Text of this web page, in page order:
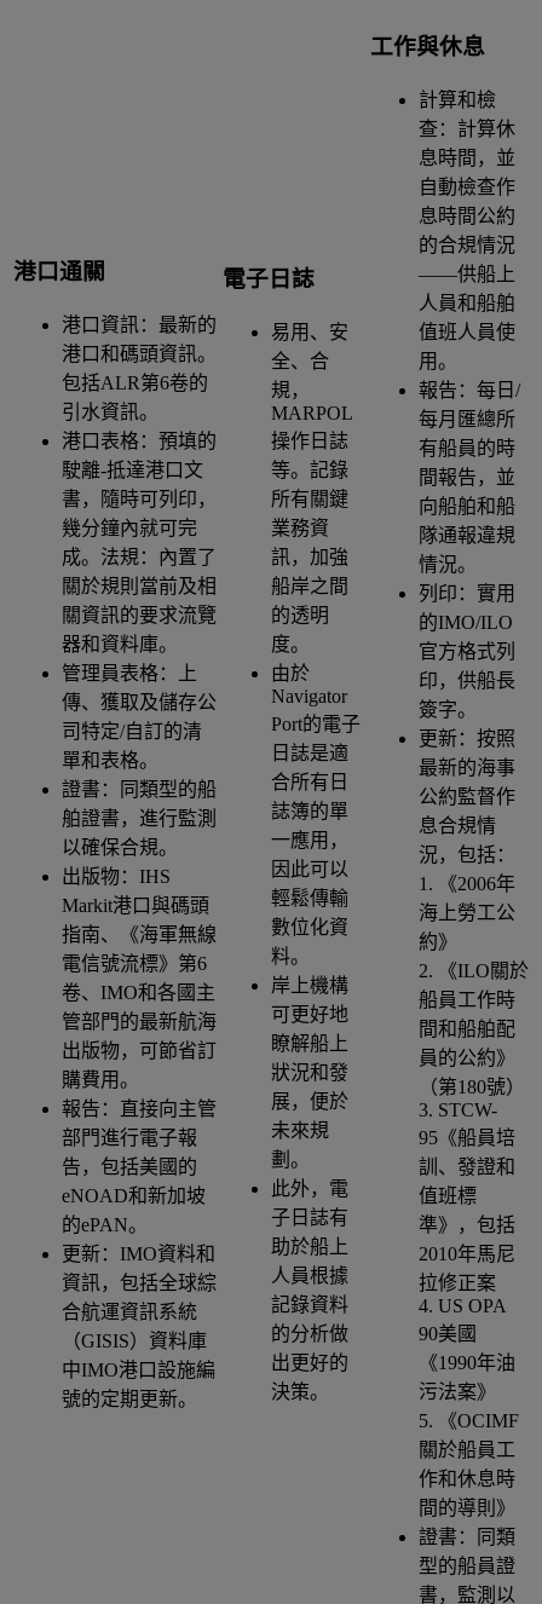
港口通關
港口資訊：最新的
港口和碼頭資訊。
包括ALR第6卷的
引水資訊。
港口表格：預填的
駛離-抵達港口文
書，隨時可列印，
幾分鐘內就可完
成。法規：內置了
關於規則當前及相
關資訊的要求流覽
器和資料庫。
管理員表格：上
傳、獲取及儲存公
司特定/自訂的清
單和表格。
證書：同類型的船
舶證書，進行監測
以確保合規。
出版物：IHS
Markit港口與碼頭
指南、《海軍無線
電信號流標》第6
卷、IMO和各國主
管部門的最新航海
出版物，可節省訂
購費用。
報告：直接向主管
部門進行電子報
告，包括美國的
eNOAD和新加坡
的ePAN。
更新：IMO資料和
資訊，包括全球綜
合航運資訊系統
（GISIS）資料庫
中IMO港口設施編
號的定期更新。
電子日誌
易用、安
全、合
規，
MARPOL
操作日誌
等。記錄
所有關鍵
業務資
訊，加強
船岸之間
的透明
度。
由於
Navigator
Port的電子
日誌是適
合所有日
誌簿的單
一應用，
因此可以
輕鬆傳輸
數位化資
料。
岸上機構
可更好地
瞭解船上
狀況和發
展，便於
未來規
劃。
此外，電
子日誌有
助於船上
人員根據
記錄資料
的分析做
出更好的
決策。
工作與休息
計算和檢
查：計算休
息時間，並
自動檢查作
息時間公約
的合規情況
——供船上
人員和船舶
值班人員使
用。
報告：每日/
每月匯總所
有船員的時
間報告，並
向船舶和船
隊通報違規
情況。
列印：實用
的IMO/ILO
官方格式列
印，供船長
簽字。
更新：按照
最新的海事
公約監督作
息合規情
況，包括：
1. 《2006年
海上勞工公
約》
2. 《ILO關於
船員工作時
間和船舶配
員的公約》
（第180號）
3. STCW-
95《船員培
訓、發證和
值班標
準》，包括
2010年馬尼
拉修正案
4. US OPA
90美國
《1990年油
污法案》
5. 《OCIMF
關於船員工
作和休息時
間的導則》
證書：同類
型的船員證
書，監測以